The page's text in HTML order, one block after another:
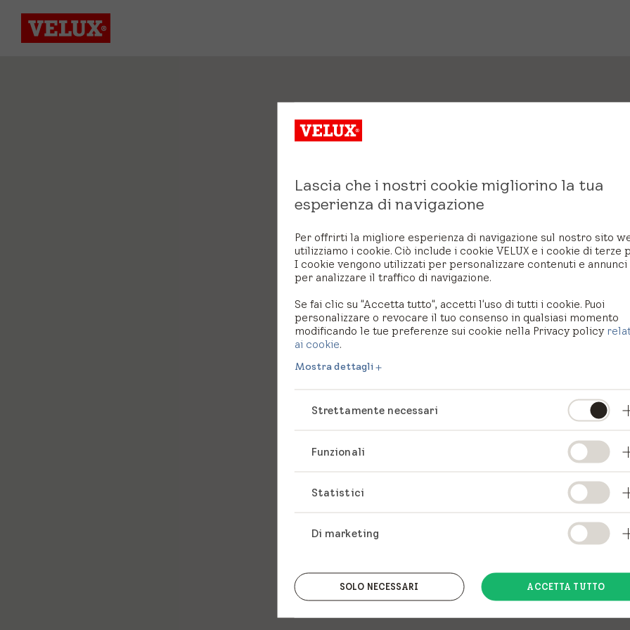
Lascia che i nostri cookie migliorino la tua
esperienza di navigazione
Per offrirti la migliore esperienza di navigazione sul nostro sito
utilizziamo i cookie. Ciò include i cookie VELUX e i cookie di terze
I cookie vengono utilizzati per personalizzare contenuti e annunci
per analizzare il traffico di navigazione.
Se fai clic su "Accetta tutto", accetti l'uso di tutti i cookie. Puoi
personalizzare o revocare il tuo consenso in qualsiasi momento
modificando le tue preferenze sui cookie nella Privacy policy
ai cookie.
Mostra dettagli
Strettamente necessari
Funzionali
Statistici
Di marketing
SOLO NECESSARI ACCETTA TUTTO